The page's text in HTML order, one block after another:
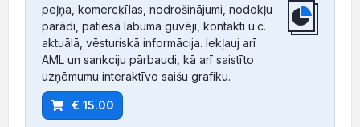
peļņa, komercķīlas, nodrošinājumi, nodokļu
parādi, patiesā labuma guvēji, kontakti u.c.
aktuālā, vēsturiskā informācija. Iekļauj arī
AML un sankciju pārbaudi, kā arī saistīto
uzņēmumu interaktīvo saišu grafiku.
€ 15.00